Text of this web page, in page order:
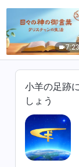
小羊の足跡
しょう